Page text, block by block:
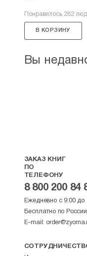
Понравилось 262
В КОРЗИНУ
Вы
ЗАКАЗ КНИГ
ПО
ТЕЛЕФОНУ
8 800 200 84
Ежедневно с 9:00 до
Бесплатно по
E-mail: